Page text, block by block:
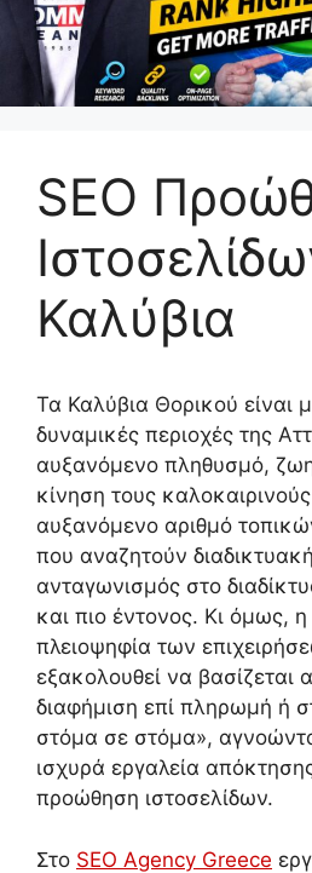
SEO
Καλύβια
Τα Καλύβια Θορικού είναι
δυναμικές περιοχές της
αυξανόμενο πληθυσμό,
κίνηση τους
αυξανόμενο αριθμό
που αναζητούν
ανταγωνισμός στο
και πιο έντονος. Κι όμως, η
πλειοψηφία των
εξακολουθεί να βασίζεται
διαφήμιση επί πληρωμή ή
στόμα σε στόμα»,
ισχυρά εργαλεία
προώθηση ιστοσελίδων.
Στο SEO Agency Greece